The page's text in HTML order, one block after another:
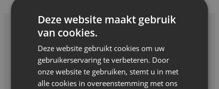
GERELATEERD NIEUWS
Deze website maakt gebruik
van cookies.
Deze website gebruikt cookies om uw
gebruikerservaring te verbeteren. Door
onze website te gebruiken, stemt u in met
alle cookies in overeenstemming met ons